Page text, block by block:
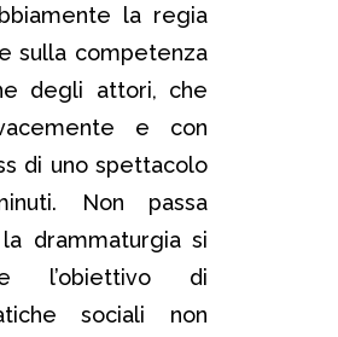
la regia
sulla competenza
degli attori, che
e con
di uno spettacolo
Non passa
drammaturgia si
l’obiettivo di
sociali non